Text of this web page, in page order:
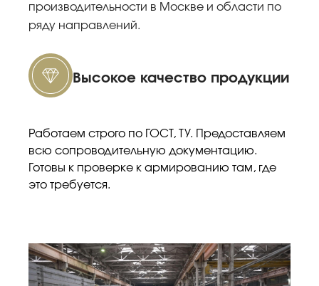
производительности в Москве и области по
ряду направлений.
Высокое качество продукции
Работаем строго по ГОСТ, ТУ. Предоставляем
всю сопроводительную документацию.
Готовы к проверке к армированию там, где
это требуется.